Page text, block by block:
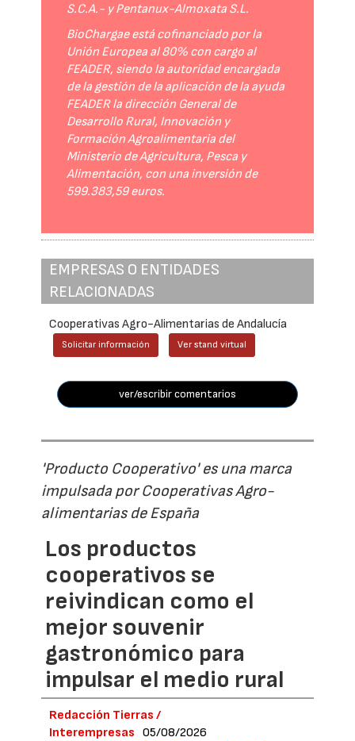
S.C.A.- y Pentanux-Almoxata S.L.
BioChargae está cofinanciado por la
Unión Europea al 80% con cargo al
FEADER, siendo la autoridad encargada
de la gestión de la aplicación de la ayuda
FEADER la dirección General de
Desarrollo Rural, Innovación y
Formación Agroalimentaria del
Ministerio de Agricultura, Pesca y
Alimentación, con una inversión de
599.383,59 euros.
EMPRESAS O ENTIDADES
RELACIONADAS
Cooperativas Agro-Alimentarias de Andalucía
Solicitar información Ver stand virtual
ver/escribir comentarios
'Producto Cooperativo' es una marca
impulsada por Cooperativas Agro-
alimentarias de España
Los productos
cooperativos se
reivindican como el
mejor souvenir
gastronómico para
impulsar el medio rural
Redacción Tierras /
Interempresas
05/08/2026